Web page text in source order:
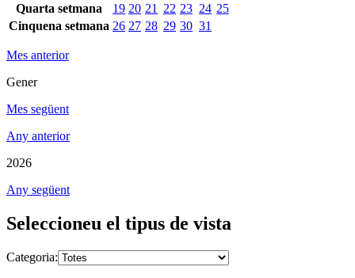
Quarta setmana
19 20 21 22 23 24 25
Cinquena setmana 26 27 28 29 30 31
Mes anterior
Gener
Mes següent
Any anterior
2026
Any següent
Seleccioneu el tipus de vista
Categoria: